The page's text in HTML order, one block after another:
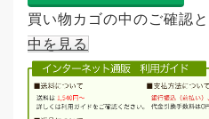
買い物カゴの中のご確認
中を見る